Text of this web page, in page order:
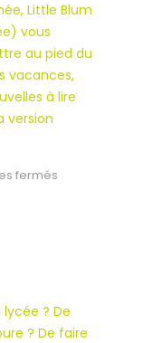
le
28
mars
au
CDI
Little Blum
vous
au pied du
vacances,
à lire
version
fermés
Noël
? De
? De faire